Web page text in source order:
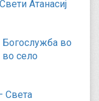
Атанасиј
Богослужба во
во село
Света